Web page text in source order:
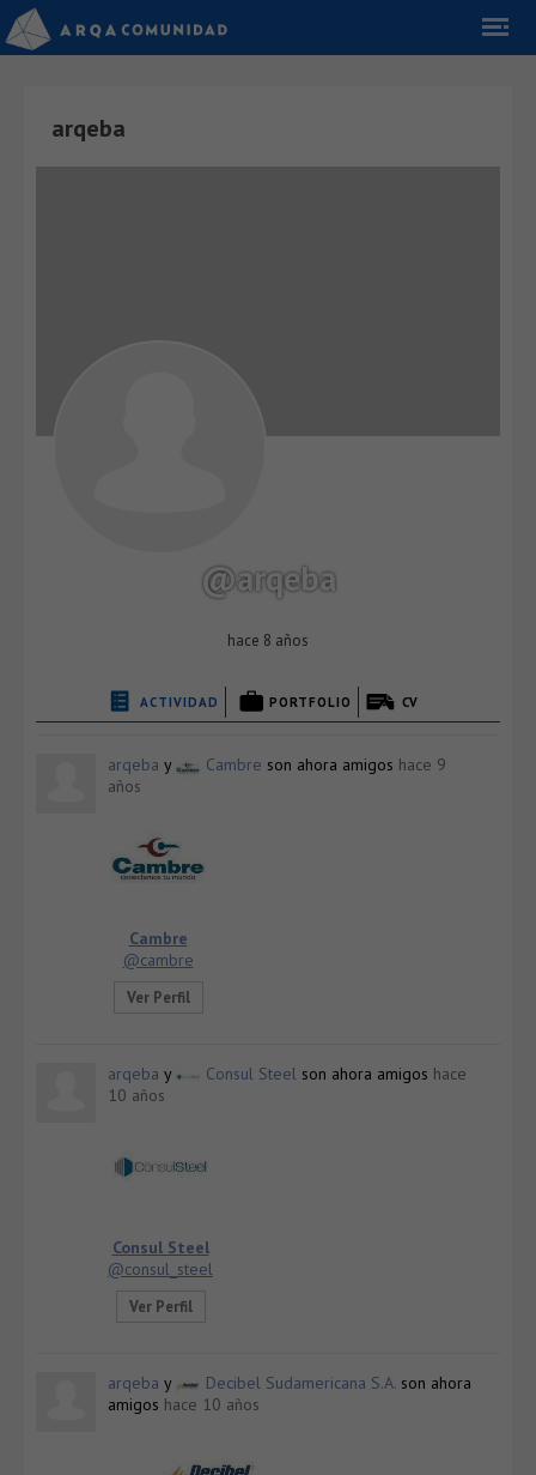
arqeba
@arqeba
hace 8 años
ACTIVIDAD PORTFOLIO CV
arqeba y Cambre son ahora amigos hace 9
años
Cambre
@cambre
Ver Perfil
arqeba y Consul Steel son ahora amigos hace
10 años
Consul Steel
@consul_steel
Ver Perfil
arqeba y Decibel Sudamericana S.A. son ahora
amigos hace 10 años